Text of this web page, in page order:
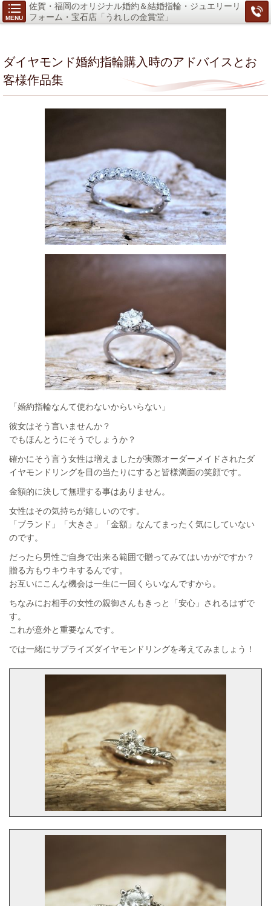
MENU
佐賀・福岡のオリジナル婚約＆結婚指輪・ジュエリーリ
フォーム・宝石店「うれしの金賞堂」
ダイヤモンド婚約指輪購入時のアドバイスとお
客様作品集
「婚約指輪なんて使わないからいらない」
彼女はそう言いませんか？
でもほんとうにそうでしょうか？
確かにそう言う女性は増えましたが実際オーダーメイドされたダ
イヤモンドリングを目の当たりにすると皆様満面の笑顔です。
金額的に決して無理する事はありません。
女性はその気持ちが嬉しいのです。
「ブランド」「大きさ」「金額」なんてまったく気にしていない
のです。
だったら男性ご自身で出来る範囲で贈ってみてはいかがですか？
贈る方もウキウキするんです。
お互いにこんな機会は一生に一回くらいなんですから。
ちなみにお相手の女性の親御さんもきっと「安心」されるはずで
す。
これが意外と重要なんです。
では一緒にサプライズダイヤモンドリングを考えてみましょう！